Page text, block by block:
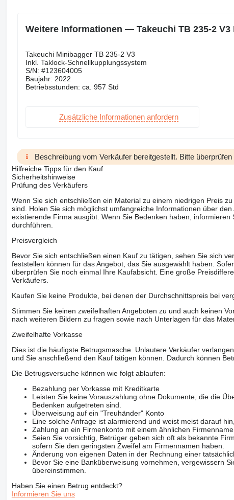
Weitere Informationen — Takeuchi TB 235-2 V3
Takeuchi Minibagger TB 235-2 V3
Inkl. Taklock-Schnellkupplungssystem
S/N: #123604005
Baujahr: 2022
Betriebsstunden: ca. 957 Std
Zusätzliche Informationen anfordern
Beschreibung vom Verkäufer bereitgestellt. Bitte
Hilfreiche Tipps für den Kauf
Sicherheitshinweise
Prüfung des Verkäufers
Wenn Sie sich entschließen ein Material zu einem niedrigen Preis
sind. Holen Sie sich möglichst umfangreiche Informationen über
existierende Firma ausgibt. Wenn Sie Bedenken haben,
durchführen.
Preisvergleich
Bevor Sie sich entschließen einen Kauf zu tätigen, sehen Sie sich
feststellen können für das Angebot, das Sie ausgewählt haben.
überprüfen Sie noch einmal Ihre Kaufabsicht. Eine große
Verkäufers.
Kaufen Sie keine Produkte, bei denen der Durchschnittspreis bei
Stimmen Sie keinen zweifelhaften Angeboten zu und auch keinen
nach weiteren Bildern zu fragen sowie nach Unterlagen für das
Zweifelhafte Vorkasse
Dies ist die häufigste Betrugsmasche. Unlautere Verkäufer
und Sie anschließend den Kauf tätigen können. Dadurch können
Die Betrugsversuche können wie folgt ablaufen:
Bezahlung per Vorkasse mit Kreditkarte
Leisten Sie keine Vorauszahlung ohne Dokumente, die die
Bedenken aufgetreten sind.
Überweisung auf ein "Treuhänder" Konto
Eine solche Anfrage ist alarmierend und weist meist darauf
Zahlung an ein Firmenkonto mit einem ähnlichen
Seien Sie vorsichtig, Betrüger geben sich oft als bekannte
sofern Sie den geringsten Zweifel am Firmennamen haben.
Änderung von eigenen Daten in der Rechnung einer
Bevor Sie eine Banküberweisung vornehmen, vergewissern
übereinstimmen.
Haben Sie einen Betrug entdeckt?
Informieren Sie uns